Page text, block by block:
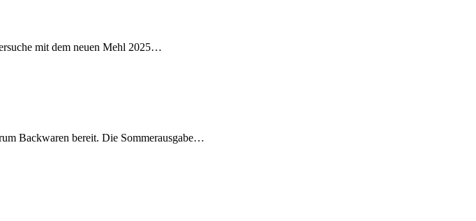
mit dem neuen Mehl 2025…
Backwaren bereit. Die Sommerausgabe…